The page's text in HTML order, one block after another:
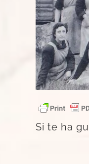
Si te ha